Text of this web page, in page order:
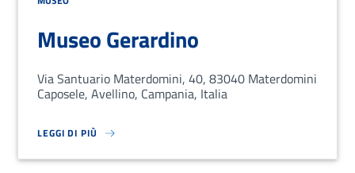
Museo Gerardino
Via Santuario Materdomini, 40, 83040 Materdomini
Caposele, Avellino, Campania, Italia
LEGGI DI PIÙ
SU LOREM IPSUM DOLOR SIT AMET, CONSECTETUR ADIPISCING